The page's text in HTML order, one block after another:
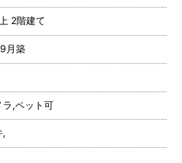
2階建て
月築
ラ,ペット可
,